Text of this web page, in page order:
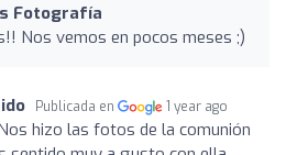
Fotografía
Nos vemos en pocos meses ;)
Publicada en 1 year ago
hizo las fotos de la comunión